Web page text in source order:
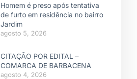
Homem é preso após tentativa
de furto em residência no bairro
Jardim
agosto 5, 2026
CITAÇÃO POR EDITAL –
COMARCA DE BARBACENA
agosto 4, 2026